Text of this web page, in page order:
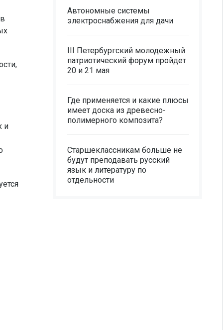
и
Автономные системы
электроснабжения для дачи
III Петербургский молодежный
патриотический форум пройдет
20 и 21 мая
Где применяется и какие плюсы
имеет доска из древесно-
полимерного композита?
Старшеклассникам больше не
будут преподавать русский
язык и литературу по
отдельности